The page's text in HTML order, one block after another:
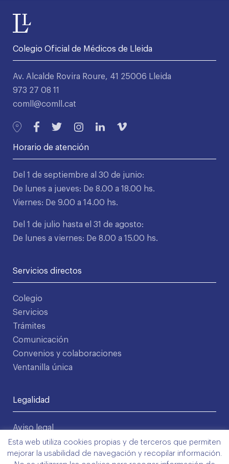
Colegio Oficial de Médicos de Lleida
Av. Alcalde Rovira Roure, 41 25006 Lleida
973 27 08 11
comll@comll.cat
Horario de atención
Del 1 de septiembre al 30 de junio:
De lunes a jueves: De 8.00 a 18.00 hs.
Viernes: De 9.00 a 14.00 hs.
Del 1 de julio hasta el 31 de agosto:
De lunes a viernes: De 8.00 a 15.00 hs.
Servicios directos
Colegio
Servicios
Trámites
Comunicación
Convenios y colaboraciones
Ventanilla única
Legalidad
Aviso legal
Política de privacidad
Condiciones de uso
Esta web utiliza cookies propias y de terceros que permiten
mejorar la usabilidad de navegación y recopilar información.